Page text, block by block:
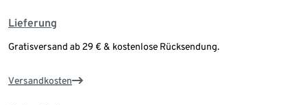
Lieferung
Gratisversand ab 29 € & kostenlose Rücksendung.
Versandkosten